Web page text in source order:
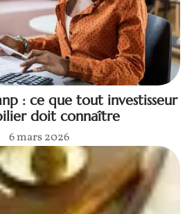
: ce que tout investisseur
doit connaître
6 mars 2026